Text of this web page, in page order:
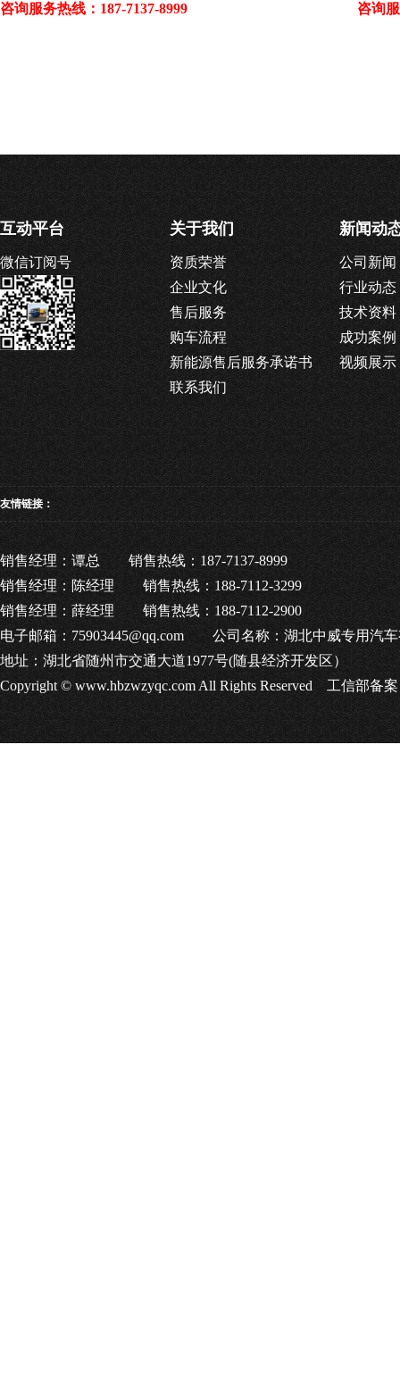
咨询服务热线：187-7137-8999
咨询
互动平台
微信订阅号
关于我们
资质荣誉
企业文化
售后服务
购车流程
新能源售后服务承诺书
联系我们
新闻动
公司新闻
行业动态
技术资料
成功案例
视频展示
友情链接：
销售经理：谭总 销售热线：187-7137-8999
销售经理：陈经理 销售热线：188-7112-3299
销售经理：薛经理 销售热线：188-7112-2900
电子邮箱：75903445@qq.com 公司名称：湖北中威专用汽
地址：湖北省随州市交通大道1977号(随县经济开发区）
Copyright © www.hbzwzyqc.com All Rights Reserved 工信部备